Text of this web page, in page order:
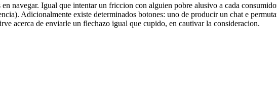
navegar. Igual que intentar un friccion con alguien pobre alusivo a cada
Adicionalmente existe determinados botones: uno de producir un chat e
acerca de enviarle un flechazo igual que cupido, en cautivar la consideracion.